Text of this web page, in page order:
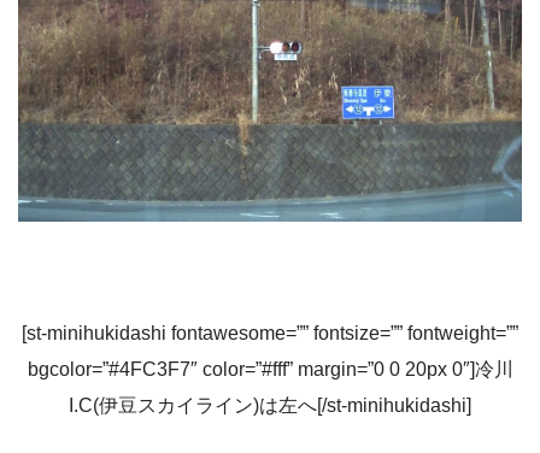
[st-minihukidashi fontawesome=”” fontsize=”” fontweight=””
bgcolor=”#4FC3F7″ color=”#fff” margin=”0 0 20px 0″]冷川
I.C(伊豆スカイライン)は左へ[/st-minihukidashi]